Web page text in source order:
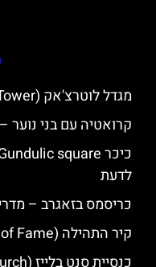
מגדל לוטרצ'אק (Lotrščak Tower) בזאגרב
קרואטיה עם בני נוער
לדעת
כריסמס בזאגרב –
קיר התהילה (The Wall of Fame) של אופטיה
כנסיית סנט בלייז (Saint Blaise’s Church) בדוברובניק